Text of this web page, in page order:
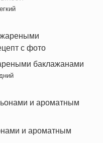
баклажанами
и ароматным